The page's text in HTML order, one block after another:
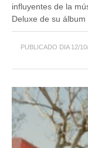
influyentes de la
Deluxe de su álbum
PUBLICADO DIA 12/